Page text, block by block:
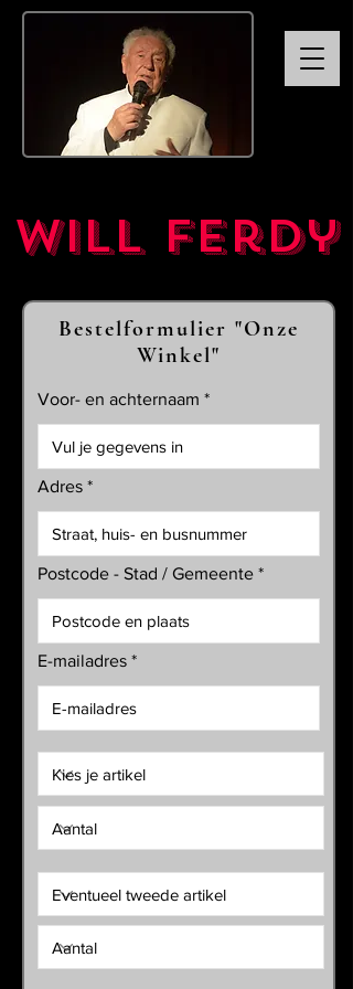
Will Ferdy
Bestelformulier "Onze
Winkel"
Voor- en achternaam
Adres
Postcode - Stad / Gemeente
E-mailadres